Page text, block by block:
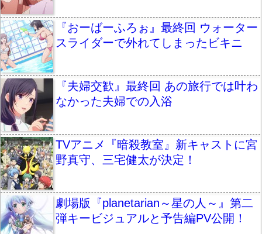
『おーばーふろぉ』最終回 ウォーター
スライダーで外れてしまったビキニ
『夫婦交歓』最終回 あの旅行では叶わ
なかった夫婦での入浴
TVアニメ『暗殺教室』新キャストに宮
野真守、三宅健太が決定！
劇場版『planetarian～星の人～』第二
弾キービジュアルと予告編PV公開！